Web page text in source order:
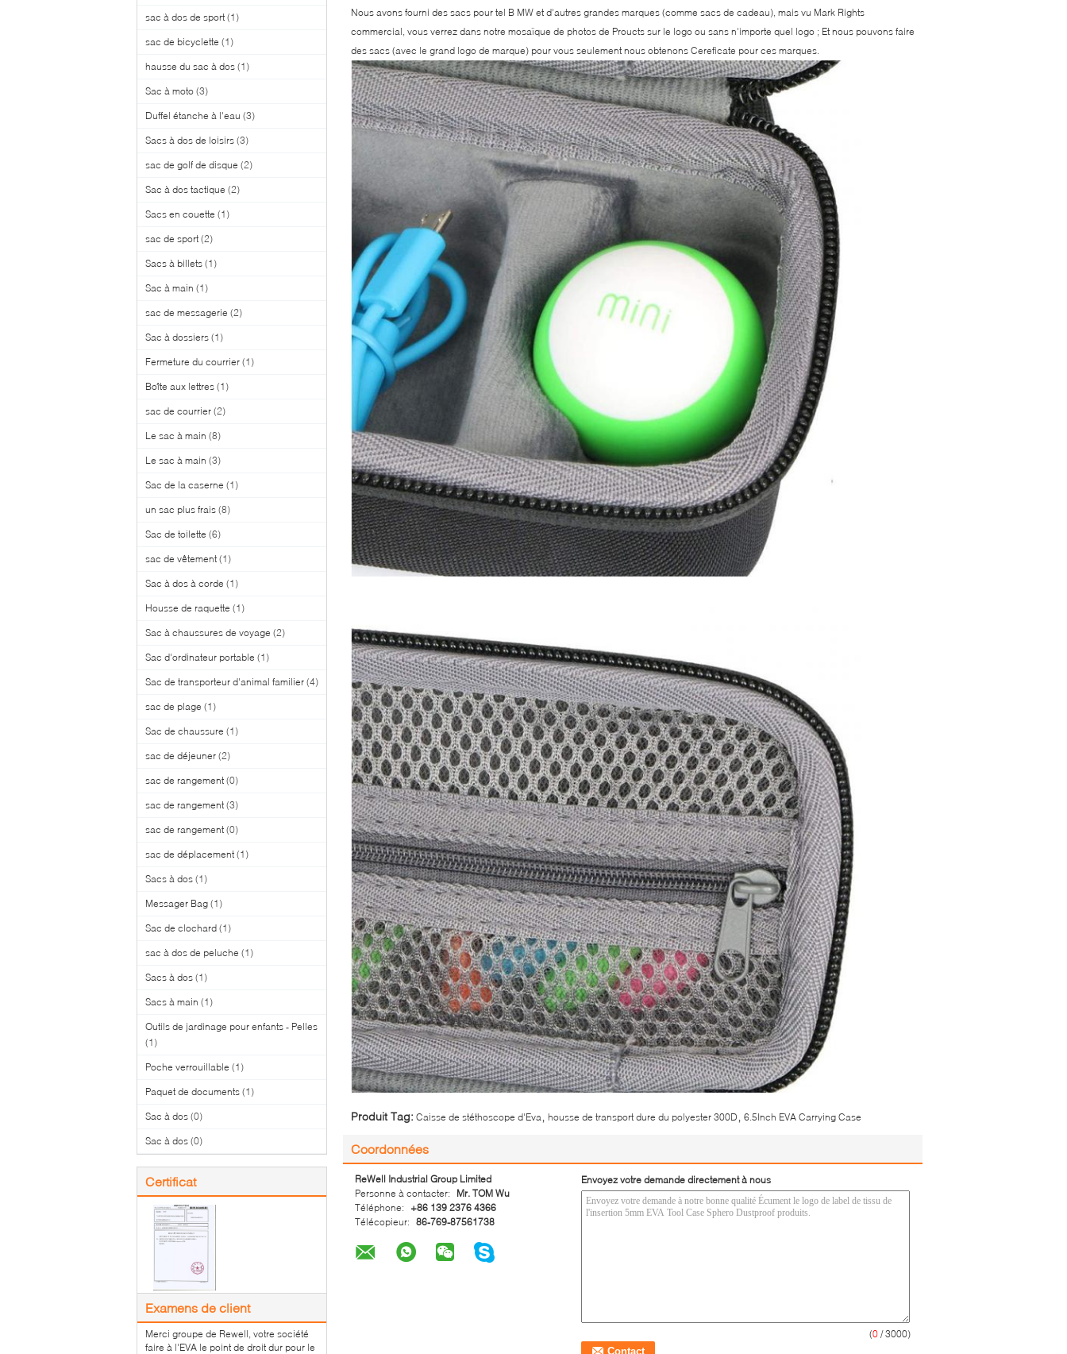
sac à dos de sport (1)
sac de bicyclette (1)
hausse du sac à dos (1)
Sac à moto (3)
Duffel étanche à l'eau (3)
Sacs à dos de loisirs (3)
sac de golf de disque (2)
Sac à dos tactique (2)
Sacs en couette (1)
sac de sport (2)
Sacs à billets (1)
Sac à main (1)
sac de messagerie (2)
Sac à dossiers (1)
Fermeture du courrier (1)
Boîte aux lettres (1)
sac de courrier (2)
Le sac à main (8)
Le sac à main (3)
Sac de la caserne (1)
un sac plus frais (8)
Sac de toilette (6)
sac de vêtement (1)
Sac à dos à corde (1)
Housse de raquette (1)
Sac à chaussures de voyage (2)
Sac d'ordinateur portable (1)
Sac de transporteur d'animal familier (4)
sac de plage (1)
Sac de chaussure (1)
sac de déjeuner (2)
sac de rangement (0)
sac de rangement (3)
sac de rangement (0)
sac de déplacement (1)
Sacs à dos (1)
Messager Bag (1)
Sac de clochard (1)
sac à dos de peluche (1)
Sacs à dos (1)
Sacs à main (1)
Outils de jardinage pour enfants - Pelles
(1)
Poche verrouillable (1)
Paquet de documents (1)
Sac à dos (0)
Sac à dos (0)
Certificat
Examens de client
Merci groupe de Rewell, votre société
faire à l'EVA le point de droit dur pour le
Nous avons fourni des sacs pour tel B MW et d'autres grandes marques (comme sacs de cadeau), mais vu Mark Rights
commercial, vous verrez dans notre mosaïque de photos de Proucts sur le logo ou sans n'importe quel logo ; Et nous pouvons faire
des sacs (avec le grand logo de marque) pour vous seulement nous obtenons Cereficate pour ces marques.
Produit Tag: Caisse de stéthoscope d'Eva housse de transport dure du polyester 300D 6.5Inch EVA Carrying Case
Coordonnées
ReWell Industrial Group Limited
Personne à contacter:
Mr. TOM Wu
Téléphone:
+86 139 2376 4366
Télécopieur: 86-769-87561738
Envoyez votre demande directement à nous
(0 / 3000)